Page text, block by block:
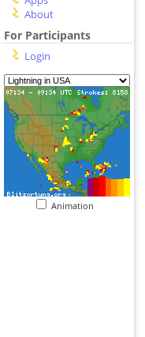
About
For Participants
Login
Animation